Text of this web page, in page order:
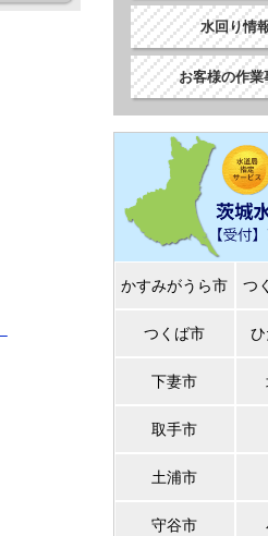
水回り情
お客様の作業
かすみがうら市 つ
つくば市
下妻市
取手市
土浦市
守谷市